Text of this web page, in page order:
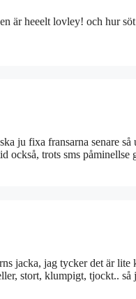
är heeelt lovley! och hur
ju fixa fransarna senare
också, trots sms
jacka, jag tycker det är
stort, klumpigt, tjockt..